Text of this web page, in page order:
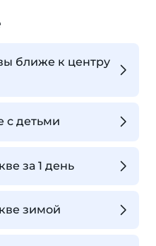
ближе к центру
с детьми
за 1 день
зимой